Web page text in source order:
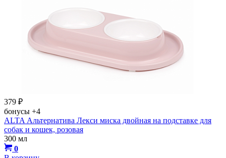
379 ₽
бонусы +4
ALTA Альтернатива Лекси миска двойная на подставке для
собак и кошек, розовая
300 мл
0